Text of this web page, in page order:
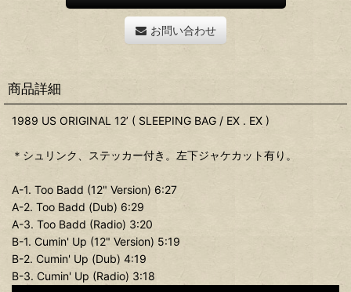
お問い合わせ
商品詳細
1989 US ORIGINAL 12’ ( SLEEPING BAG / EX . EX )
＊シュリンク、ステッカー付き。左下ジャケカット有り。
A-1. Too Badd (12" Version) 6:27
A-2. Too Badd (Dub) 6:29
A-3. Too Badd (Radio) 3:20
B-1. Cumin' Up (12" Version) 5:19
B-2. Cumin' Up (Dub) 4:19
B-3. Cumin' Up (Radio) 3:18